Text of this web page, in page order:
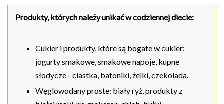
Produkty, których należy unikać w codziennej diecie:
Cukier i produkty, które są bogate w cukier:
jogurty smakowe, smakowe napoje, kupne
słodycze - ciastka, batoniki, żelki, czekolada.
Węglowodany proste: biały ryż, produkty z